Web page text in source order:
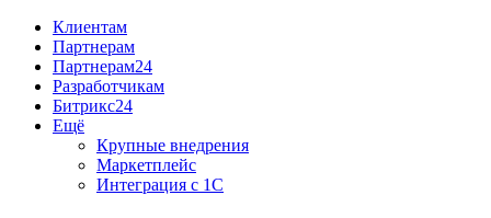
Клиентам
Партнерам
Партнерам24
Разработчикам
Битрикс24
Ещё
Крупные внедрения
Маркетплейс
Интеграция с 1С